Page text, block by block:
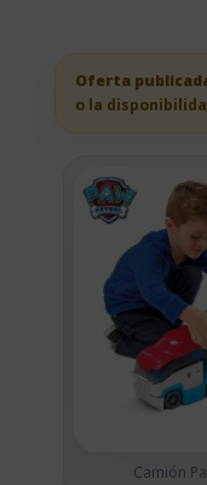
Oferta
o la
Camión